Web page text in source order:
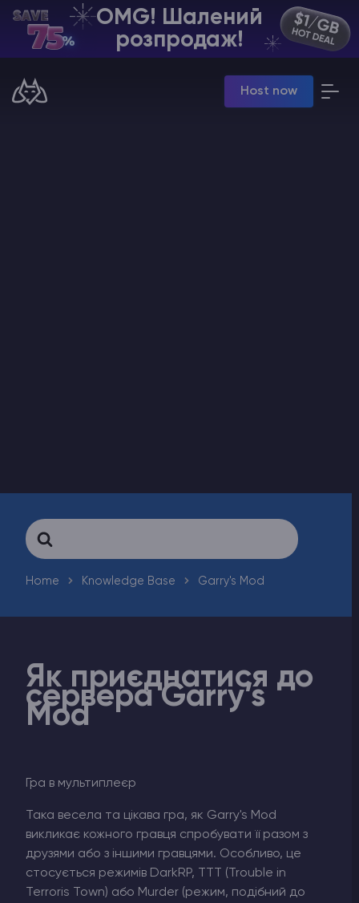
OMG! Шалений
розпродаж!
Host now
UA | USD
Manage your servers & payments
Search
For
Home Knowledge Base Garry's Mod
Як приєднатися до
сервера Garry’s
Mod
Гра в мультиплеєр
Така весела та цікава гра, як Garry's Mod
викликає кожного гравця спробувати її разом з
друзями або з іншими гравцями. Особливо, це
стосується режимів DarkRP, TTT (Trouble in
Terroris Town) або Murder (режим, подібний до